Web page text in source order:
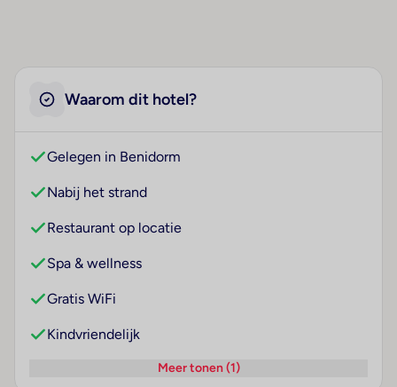
Waarom dit hotel?
Gelegen in Benidorm
Nabij het strand
Restaurant op locatie
Spa & wellness
Gratis WiFi
Kindvriendelijk
Meer tonen (1)